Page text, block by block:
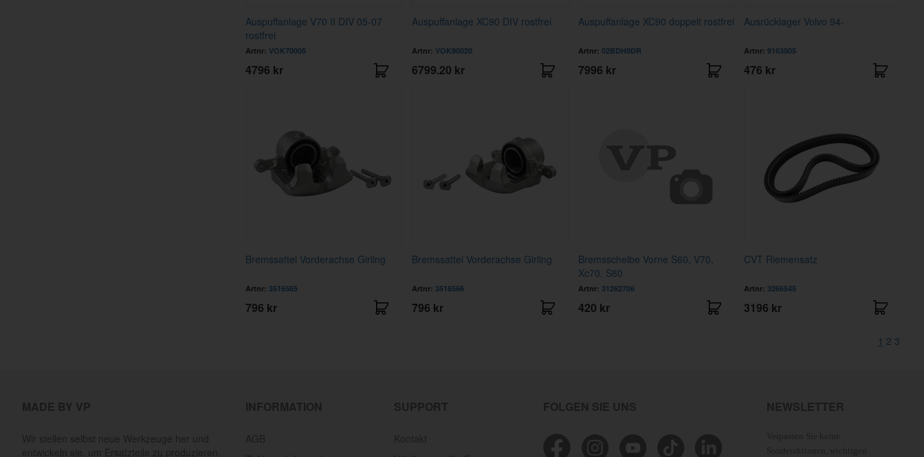
Auspuffanlage V70 II DIV 05-07
rostfrei
Artnr: VOK70005
4796 kr
Auspuffanlage XC90 DIV rostfrei
Artnr: VOK90020
6799.20 kr
Auspuffanlage XC90 doppelt rostfrei
Artnr: 02BDH9DR
7996 kr
Ausrücklager Volvo 94-
Artnr:9163505
476 kr
Bremssattel Vorderachse Girling
Artnr: 3516565
796 kr
Bremssattel Vorderachse Girling
Artnr: 3516566
796 kr
Bremsscheibe Vorne S60, V70,
Xc70, S80
Artnr: 31262706
420 kr
CVT Riemensatz
Artnr: 3266545
3196 kr
1 2 3
entwickeln sie, um Ersatzteile zu produzieren,